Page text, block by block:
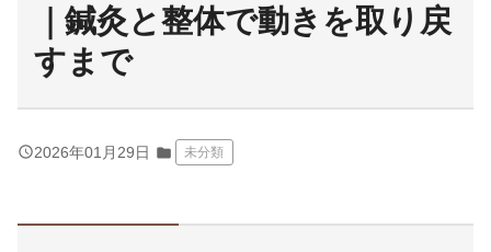
｜鍼灸と整体で動きを取り戻
すまで
query_builder2026年01月29日 folder 未分類